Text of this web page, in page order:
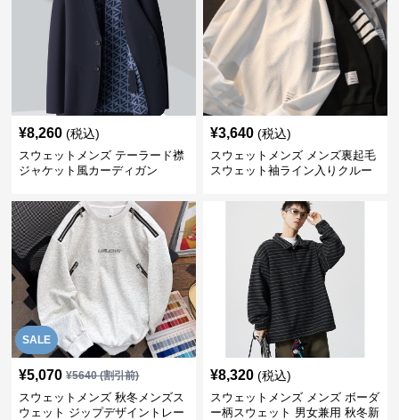
¥8,260 (税込)
スウェットメンズ テーラード襟
ジャケット風カーディガン
¥3,640 (税込)
スウェットメンズ メンズ裏起毛
スウェット袖ライン入りクルー
SALE
¥5,070 ¥5640(割引前)
スウェットメンズ 秋冬メンズス
ウェット ジップデザイントレー
¥8,320 (税込)
スウェットメンズ メンズ ボーダ
ー柄スウェット 男女兼用 秋冬新